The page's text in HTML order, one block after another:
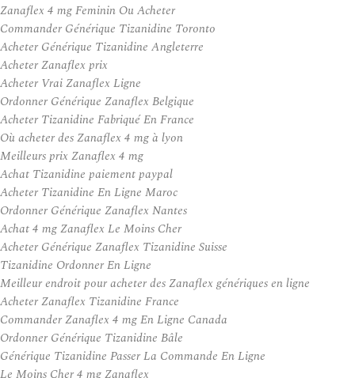
Zanaflex 4 mg Feminin Ou Acheter
Commander Générique Tizanidine Toronto
Acheter Générique Tizanidine Angleterre
Acheter Zanaflex prix
Acheter Vrai Zanaflex Ligne
Ordonner Générique Zanaflex Belgique
Acheter Tizanidine Fabriqué En France
Où acheter des Zanaflex 4 mg à lyon
Meilleurs prix Zanaflex 4 mg
Achat Tizanidine paiement paypal
Acheter Tizanidine En Ligne Maroc
Ordonner Générique Zanaflex Nantes
Achat 4 mg Zanaflex Le Moins Cher
Acheter Générique Zanaflex Tizanidine Suisse
Tizanidine Ordonner En Ligne
Meilleur endroit pour acheter des Zanaflex génériques en ligne
Acheter Zanaflex Tizanidine France
Commander Zanaflex 4 mg En Ligne Canada
Ordonner Générique Tizanidine Bâle
Générique Tizanidine Passer La Commande En Ligne